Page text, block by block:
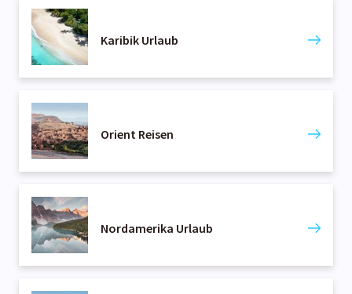
Karibik Urlaub
Orient Reisen
Nordamerika Urlaub